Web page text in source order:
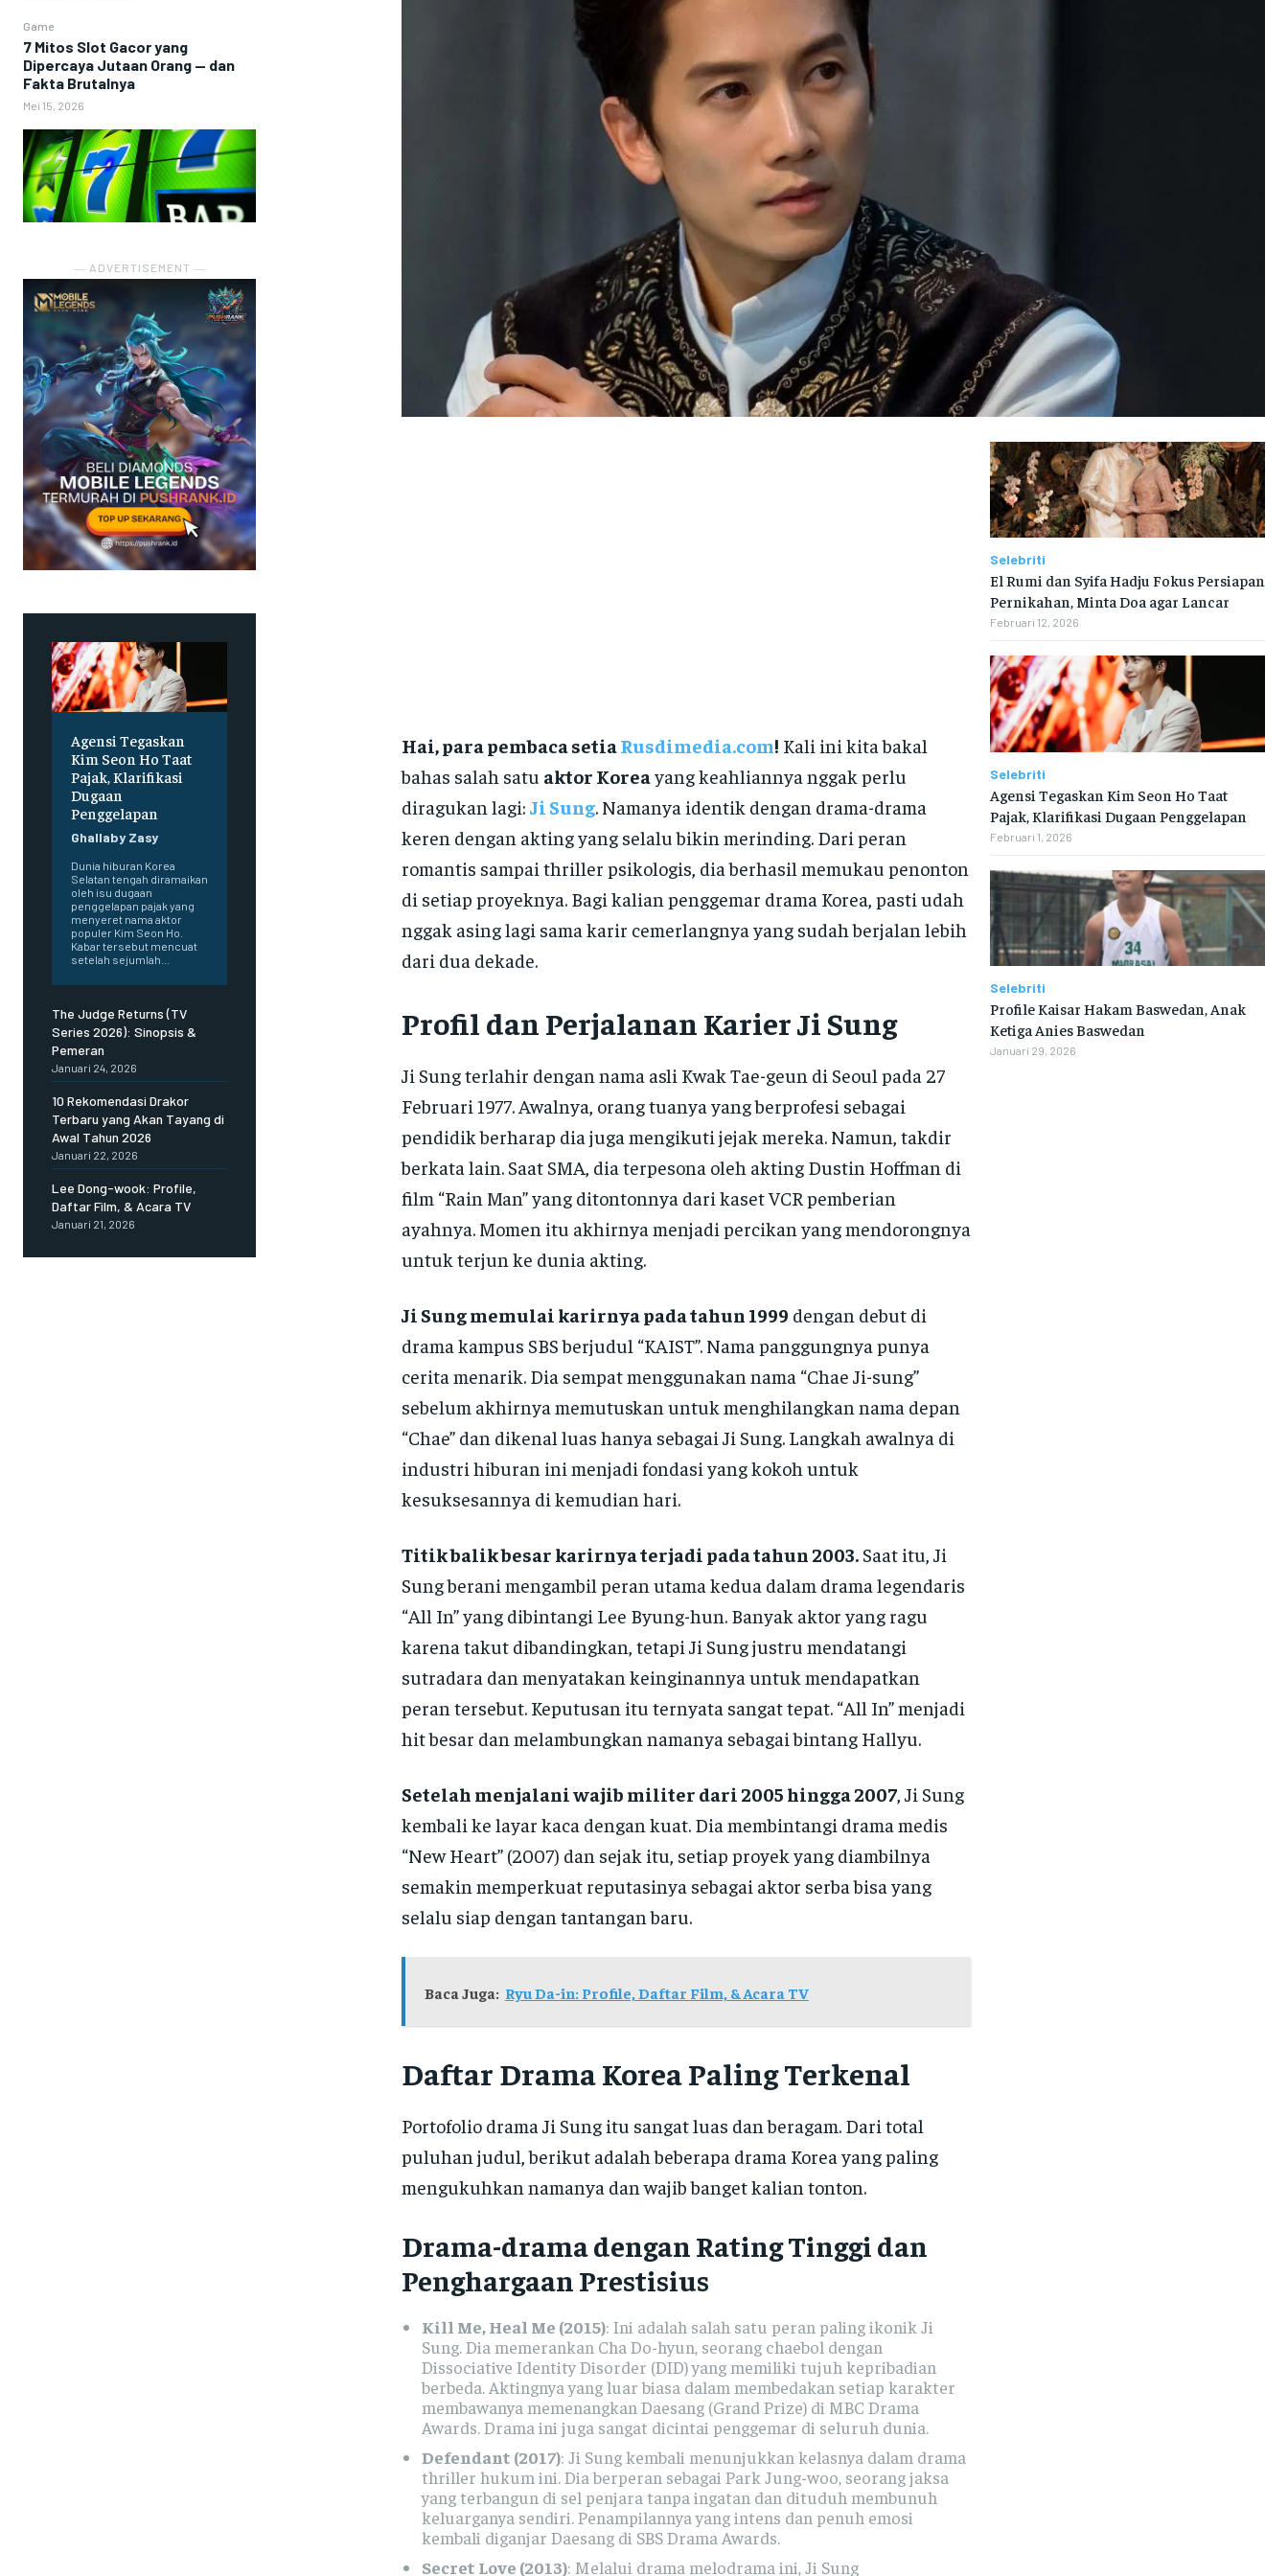
Game
7 Mitos Slot Gacor yang
Dipercaya Jutaan Orang — dan
Fakta Brutalnya
Mei 15, 2026
― ADVERTISEMENT ―
Agensi Tegaskan
Kim Seon Ho Taat
Pajak, Klarifikasi
Dugaan
Penggelapan
Ghallaby Zasy
Dunia hiburan Korea
Selatan tengah diramaikan
oleh isu dugaan
penggelapan pajak yang
menyeret nama aktor
populer Kim Seon Ho.
Kabar tersebut mencuat
setelah sejumlah...
The Judge Returns (TV
Series 2026): Sinopsis &
Pemeran
Januari 24, 2026
10 Rekomendasi Drakor
Terbaru yang Akan Tayang di
Awal Tahun 2026
Januari 22, 2026
Lee Dong-wook: Profile,
Daftar Film, & Acara TV
Januari 21, 2026
Hai, para pembaca setia Rusdimedia.com! Kali ini kita bakal
bahas salah satu aktor Korea yang keahliannya nggak perlu
diragukan lagi: Ji Sung. Namanya identik dengan drama-drama
keren dengan akting yang selalu bikin merinding. Dari peran
romantis sampai thriller psikologis, dia berhasil memukau penonton
di setiap proyeknya. Bagi kalian penggemar drama Korea, pasti udah
nggak asing lagi sama karir cemerlangnya yang sudah berjalan lebih
dari dua dekade.
Profil dan Perjalanan Karier Ji Sung
Ji Sung terlahir dengan nama asli Kwak Tae-geun di Seoul pada 27
Februari 1977. Awalnya, orang tuanya yang berprofesi sebagai
pendidik berharap dia juga mengikuti jejak mereka. Namun, takdir
berkata lain. Saat SMA, dia terpesona oleh akting Dustin Hoffman di
film “Rain Man” yang ditontonnya dari kaset VCR pemberian
ayahnya. Momen itu akhirnya menjadi percikan yang mendorongnya
untuk terjun ke dunia akting.
Ji Sung memulai karirnya pada tahun 1999 dengan debut di
drama kampus SBS berjudul “KAIST”. Nama panggungnya punya
cerita menarik. Dia sempat menggunakan nama “Chae Ji-sung”
sebelum akhirnya memutuskan untuk menghilangkan nama depan
“Chae” dan dikenal luas hanya sebagai Ji Sung. Langkah awalnya di
industri hiburan ini menjadi fondasi yang kokoh untuk
kesuksesannya di kemudian hari.
Titik balik besar karirnya terjadi pada tahun 2003.Saat itu, Ji
Sung berani mengambil peran utama kedua dalam drama legendaris
“All In” yang dibintangi Lee Byung-hun. Banyak aktor yang ragu
karena takut dibandingkan, tetapi Ji Sung justru mendatangi
sutradara dan menyatakan keinginannya untuk mendapatkan
peran tersebut. Keputusan itu ternyata sangat tepat. “All In” menjadi
hit besar dan melambungkan namanya sebagai bintang Hallyu.
Setelah menjalani wajib militer dari 2005 hingga 2007, Ji Sung
kembali ke layar kaca dengan kuat. Dia membintangi drama medis
“New Heart” (2007) dan sejak itu, setiap proyek yang diambilnya
semakin memperkuat reputasinya sebagai aktor serba bisa yang
selalu siap dengan tantangan baru.
Baca Juga: Ryu Da-in: Profile, Daftar Film, & Acara TV
Daftar Drama Korea Paling Terkenal
Portofolio drama Ji Sung itu sangat luas dan beragam. Dari total
puluhan judul, berikut adalah beberapa drama Korea yang paling
mengukuhkan namanya dan wajib banget kalian tonton.
Drama-drama dengan Rating Tinggi dan
Penghargaan Prestisius
Kill Me, Heal Me (2015): Ini adalah salah satu peran paling ikonik Ji
Sung. Dia memerankan Cha Do-hyun, seorang chaebol dengan
Dissociative Identity Disorder (DID) yang memiliki tujuh kepribadian
berbeda. Aktingnya yang luar biasa dalam membedakan setiap karakter
membawanya memenangkan Daesang (Grand Prize) di MBC Drama
Awards. Drama ini juga sangat dicintai penggemar di seluruh dunia.
Defendant (2017): Ji Sung kembali menunjukkan kelasnya dalam drama
thriller hukum ini. Dia berperan sebagai Park Jung-woo, seorang jaksa
yang terbangun di sel penjara tanpa ingatan dan dituduh membunuh
keluarganya sendiri. Penampilannya yang intens dan penuh emosi
kembali diganjar Daesang di SBS Drama Awards.
Secret Love (2013): Melalui drama melodrama ini, Ji Sung
Selebriti
El Rumi dan Syifa Hadju Fokus Persiapan
Pernikahan, Minta Doa agar Lancar
Februari 12, 2026
Selebriti
Agensi Tegaskan Kim Seon Ho Taat
Pajak, Klarifikasi Dugaan Penggelapan
Februari 1, 2026
Selebriti
Profile Kaisar Hakam Baswedan, Anak
Ketiga Anies Baswedan
Januari 29, 2026